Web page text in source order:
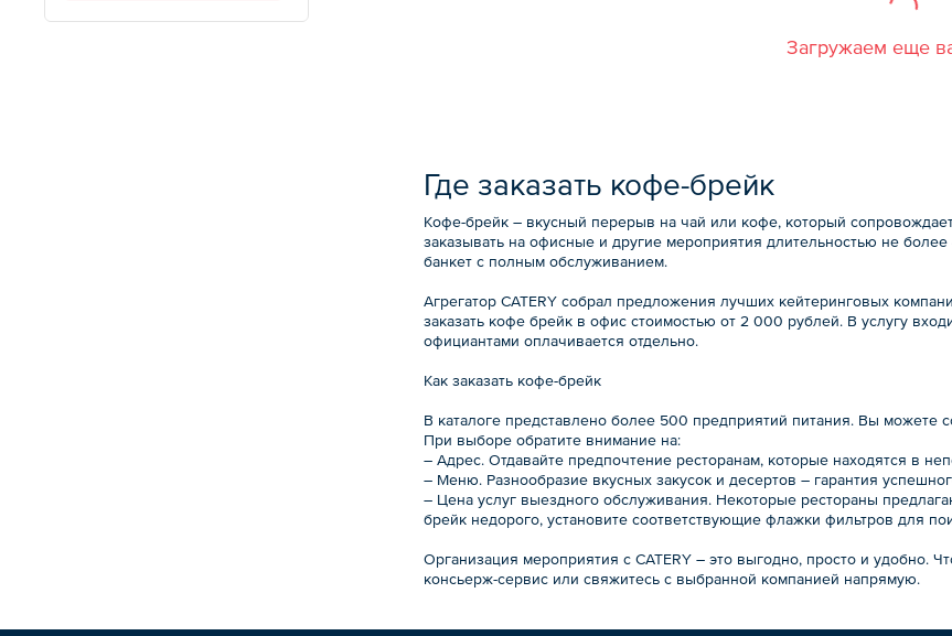
Загружаем еще
Где заказать кофе-брейк
Кофе-брейк – вкусный перерыв на чай или кофе, который
заказывать на офисные и другие мероприятия длительностью не
банкет с полным обслуживанием.
Агрегатор CATERY собрал предложения лучших кейтеринговых
заказать кофе брейк в офис стоимостью от 2 000 рублей. В услугу
официантами оплачивается отдельно.
Как заказать кофе-брейк
В каталоге представлено более 500 предприятий питания. Вы
При выборе обратите внимание на:
– Адрес. Отдавайте предпочтение ресторанам, которые находятся в
– Меню. Разнообразие вкусных закусок и десертов – гарантия
– Цена услуг выездного обслуживания. Некоторые рестораны
брейк недорого, установите соответствующие флажки фильтров для
Организация мероприятия с CATERY – это выгодно, просто и удобно.
консьерж-сервис или свяжитесь с выбранной компанией напрямую.